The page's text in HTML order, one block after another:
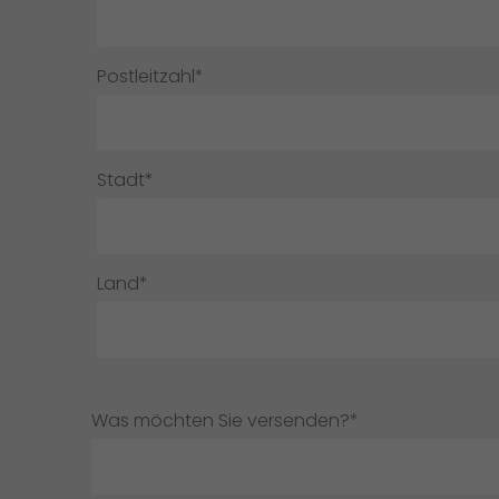
Postleitzahl*
Stadt*
Land*
Was möchten Sie versenden?*